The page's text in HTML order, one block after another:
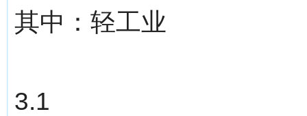
其中：轻工业
3.1